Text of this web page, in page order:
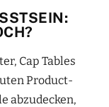
Cap Tables
Product-
abzudecken,